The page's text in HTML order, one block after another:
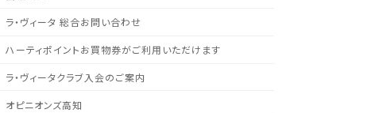
ラ・ヴィータ 総合お問い合わせ
ハーティポイントお買物券がご利用いただけます
ラ・ヴィータクラブ入会のご案内
オピニオンズ高知